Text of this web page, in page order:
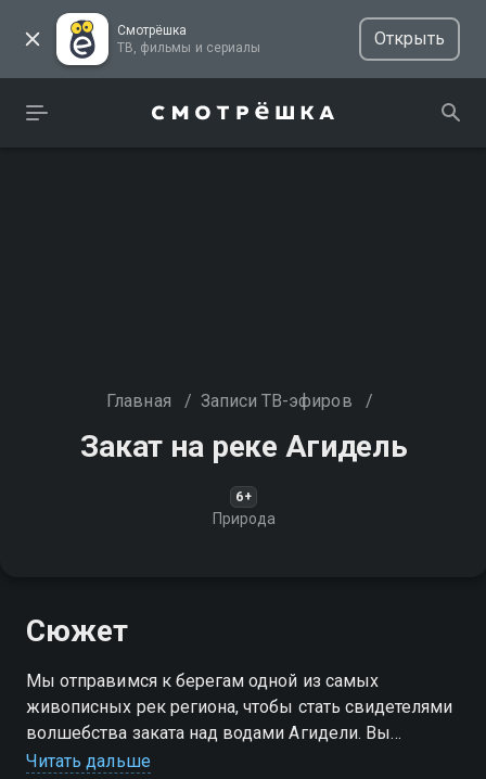
Смотрёшка
ТВ, фильмы и сериалы
Открыть
Главная / Записи ТВ-эфиров /
Закат на реке Агидель
6+
Природа
Сюжет
Мы отправимся к берегам одной из самых
живописных рек региона, чтобы стать свидетелями
волшебства заката над водами Агидели. Вы
увидите, как солнце медленно опускается за
Читать дальше